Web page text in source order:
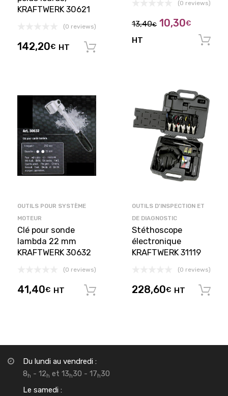
KRAFTWERK 30621
(0 reviews)
142,20€ HT
(0 reviews)
13,40€ 10,30€
HT
OUTILS POUR SYSTÈME
MOTEUR
Clé pour sonde
lambda 22 mm
KRAFTWERK 30632
(0 reviews)
41,40€ HT Ajouter au panier
OUTILS D'INSPECTION ET
DE DIAGNOSTIC
Stéthoscope
électronique
KRAFTWERK 31119
(0 reviews)
228,60€ HT
Du lundi au vendredi :
8h - 12h et 13h30 - 17h30
Le samedi :